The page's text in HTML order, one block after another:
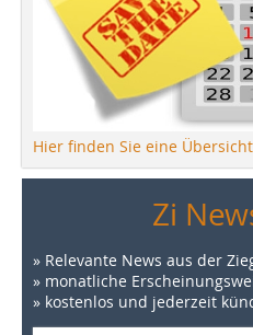
Hier finden Sie eine
Zi
» Relevante News aus der
» monatliche
» kostenlos und jederzeit